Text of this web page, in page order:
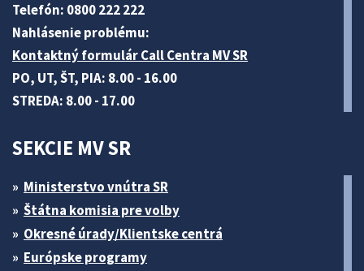
Telefón: 0800 222 222
Nahlásenie problému:
Kontaktný formulár Call Centra MV SR
PO, UT, ŠT, PIA: 8.00 - 16.00
STREDA: 8.00 - 17.00
SEKCIE MV SR
Ministerstvo vnútra SR
Štátna komisia pre volby
Okresné úrady/Klientske centrá
Európske programy